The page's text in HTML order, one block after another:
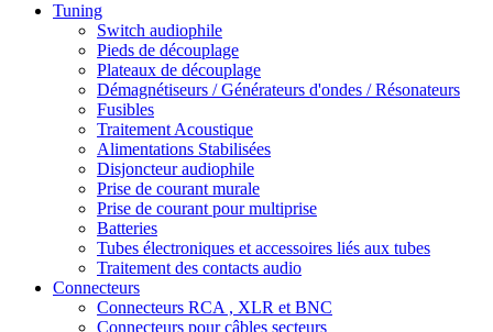
Tuning
Switch audiophile
Pieds de découplage
Plateaux de découplage
Démagnétiseurs / Générateurs d'ondes / Résonateurs
Fusibles
Traitement Acoustique
Alimentations Stabilisées
Disjoncteur audiophile
Prise de courant murale
Prise de courant pour multiprise
Batteries
Tubes électroniques et accessoires liés aux tubes
Traitement des contacts audio
Connecteurs
Connecteurs RCA , XLR et BNC
Connecteurs pour câbles secteurs